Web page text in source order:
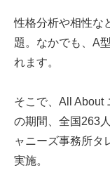
性格分析や相性な
題。なかでも、A
れます。
そこで、All About
の期間、全国263
ャニーズ事務所タ
実施。